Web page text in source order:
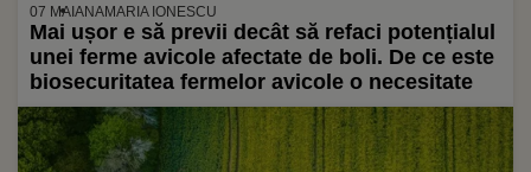
07 MAI ANAMARIA IONESCU
Mai ușor e să previi decât să refaci potențialul
unei ferme avicole afectate de boli. De ce este
biosecuritatea fermelor avicole o necesitate